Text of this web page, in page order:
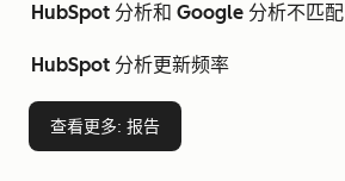
HubSpot 分析和 Google 分析不匹配
HubSpot 分析更新频率
查看更多: 报告